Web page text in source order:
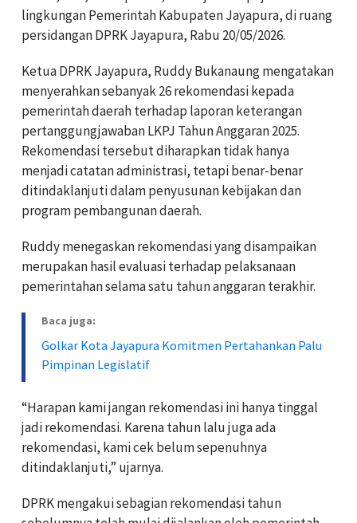
lingkungan Pemerintah Kabupaten Jayapura, di ruang
persidangan DPRK Jayapura, Rabu 20/05/2026.
Ketua DPRK Jayapura, Ruddy Bukanaung mengatakan
menyerahkan sebanyak 26 rekomendasi kepada
pemerintah daerah terhadap laporan keterangan
pertanggungjawaban LKPJ Tahun Anggaran 2025.
Rekomendasi tersebut diharapkan tidak hanya
menjadi catatan administrasi, tetapi benar-benar
ditindaklanjuti dalam penyusunan kebijakan dan
program pembangunan daerah.
Ruddy menegaskan rekomendasi yang disampaikan
merupakan hasil evaluasi terhadap pelaksanaan
pemerintahan selama satu tahun anggaran terakhir.
Baca juga:
Golkar Kota Jayapura Komitmen Pertahankan Palu
Pimpinan Legislatif
“Harapan kami jangan rekomendasi ini hanya tinggal
jadi rekomendasi. Karena tahun lalu juga ada
rekomendasi, kami cek belum sepenuhnya
ditindaklanjuti,” ujarnya.
DPRK mengakui sebagian rekomendasi tahun